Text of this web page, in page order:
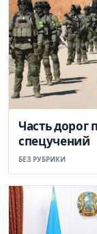
Часть дорог
спецучений
БЕЗ РУБРИКИ